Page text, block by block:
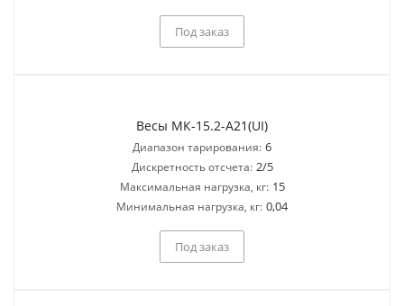
Под заказ
Весы МК-15.2-А21(UI)
Диапазон тарирования: 6
Дискретность отсчета: 2/5
Максимальная нагрузка, кг: 15
Минимальная нагрузка, кг: 0,04
Под заказ